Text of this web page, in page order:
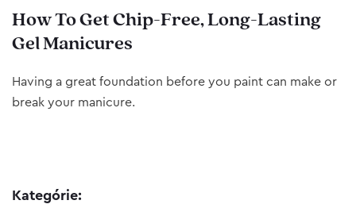
How To Get Chip-Free, Long-Lasting
Gel Manicures
Having a great foundation before you paint can make or
break your manicure.
Kategórie: